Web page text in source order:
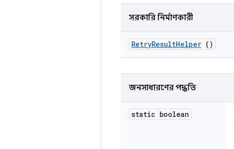
সরকারি নির্মাণকারী
RetryResultHelper ()
জনসাধারণের পদ্ধতি
static boolean